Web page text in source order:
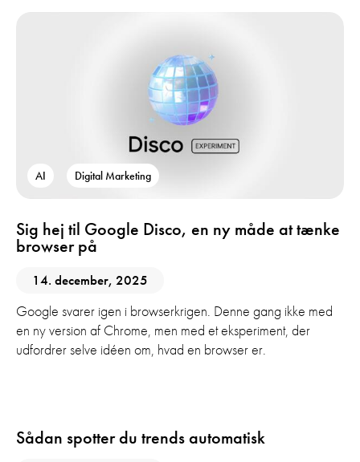
AI Digital Marketing
Sig hej til Google Disco, en ny måde at tænke
browser på
14. december, 2025
Google svarer igen i browserkrigen. Denne gang ikke med
en ny version af Chrome, men med et eksperiment, der
udfordrer selve idéen om, hvad en browser er.
Sådan spotter du trends automatisk